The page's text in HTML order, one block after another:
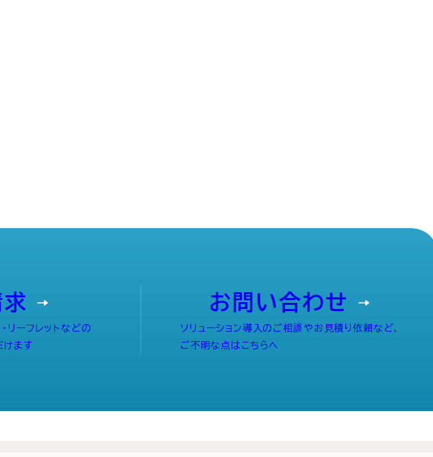
リーフレットなどの
けます
お問い合わせ
ソリューション導入のご相談やお見積り依頼など、
ご不明な点はこちらへ